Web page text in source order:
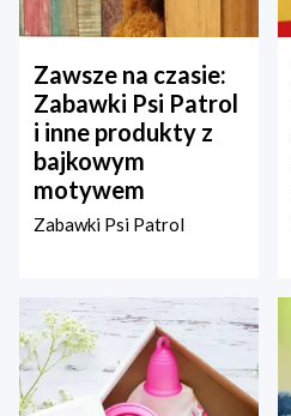
Zawsze na czasie:
Zabawki Psi Patrol
i inne produkty z
bajkowym
motywem
Zabawki Psi Patrol